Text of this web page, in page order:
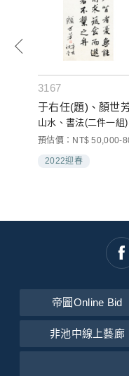
3167
于右任(題)、顏世
山水、書法(二件一組)
預估價：NT$ 50,000-
2022迎春
帝圖Online Bid
非池中線上藝廊